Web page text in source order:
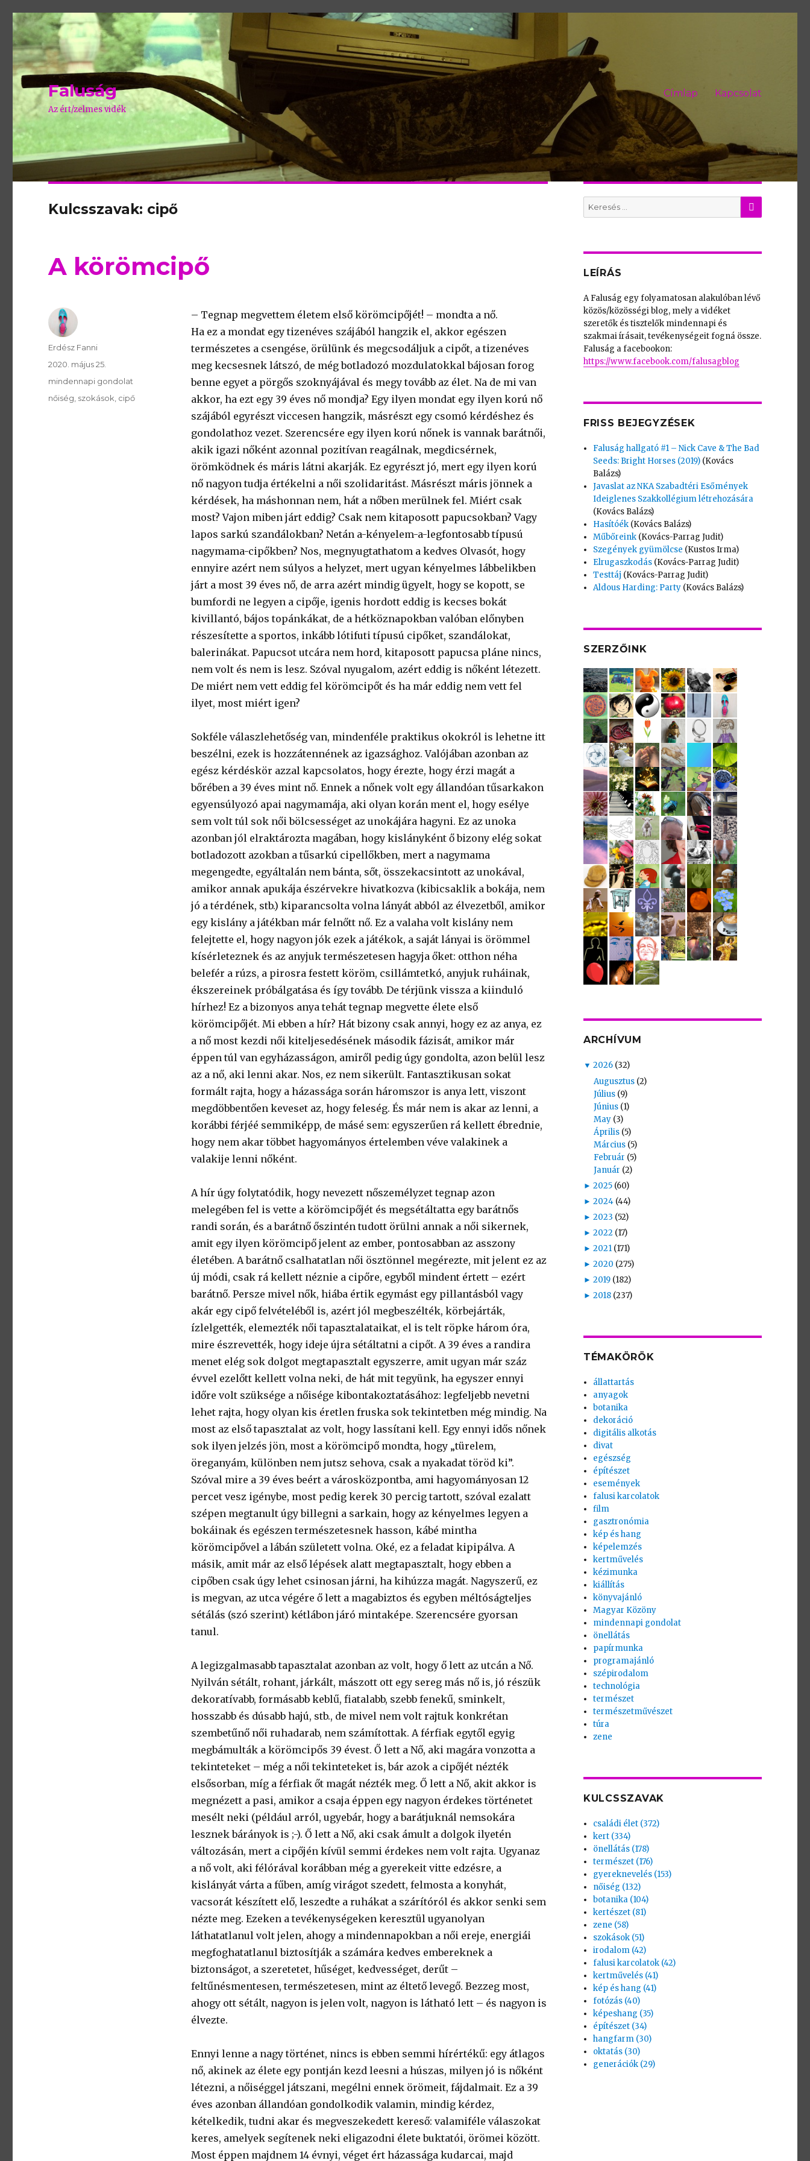
Faluság
Az ért/zelmes vidék
Címlap Kapcsolat
Kulcsszavak: cipő
A körömcipő
– Tegnap megvettem életem első körömcipőjét! – mondta a nő.
Ha ez a mondat egy tizenéves szájából hangzik el, akkor egészen
természetes a csengése, örülünk és megcsodáljuk a cipőt, a tizenéves
meg kecsesnek látszó, de még botladozó mozdulatokkal bájosan forog
benne egyet a pörgős szoknyájával és megy tovább az élet. Na de mi van
akkor, ha ezt egy 39 éves nő mondja? Egy ilyen mondat egy ilyen korú nő
szájából egyrészt viccesen hangzik, másrészt egy csomó kérdéshez és
gondolathoz vezet. Szerencsére egy ilyen korú nőnek is vannak barátnői,
akik igazi nőként azonnal pozitívan reagálnak, megdicsérnek,
örömködnek és máris látni akarják. Ez egyrészt jó, mert egy ilyen korú
nő nagyon tudja értékelni a női szolidaritást. Másrészt máris jönnek a
kérdések, ha máshonnan nem, hát a nőben merülnek fel. Miért csak
most? Vajon miben járt eddig? Csak nem kitaposott papucsokban? Vagy
lapos sarkú szandálokban? Netán a-kényelem-a-legfontosabb típusú
nagymama-cipőkben? Nos, megnyugtathatom a kedves Olvasót, hogy
ennyire azért nem súlyos a helyzet, mert ugyan kényelmes lábbelikben
járt a most 39 éves nő, de arra azért mindig ügyelt, hogy se kopott, se
bumfordi ne legyen a cipője, igenis hordott eddig is kecses bokát
kivillantó, bájos topánkákat, de a hétköznapokban valóban előnyben
részesítette a sportos, inkább lótifuti típusú cipőket, szandálokat,
balerinákat. Papucsot utcára nem hord, kitaposott papucsa pláne nincs,
nem volt és nem is lesz. Szóval nyugalom, azért eddig is nőként létezett.
De miért nem vett eddig fel körömcipőt és ha már eddig nem vett fel
ilyet, most miért igen?
Sokféle válaszlehetőség van, mindenféle praktikus okokról is lehetne itt
beszélni, ezek is hozzátennének az igazsághoz. Valójában azonban az
egész kérdéskör azzal kapcsolatos, hogy érezte, hogy érzi magát a
bőrében a 39 éves mint nő. Ennek a nőnek volt egy állandóan tűsarkakon
egyensúlyozó apai nagymamája, aki olyan korán ment el, hogy esélye
sem volt túl sok női bölcsességet az unokájára hagyni. Ez az unoka
azonban jól elraktározta magában, hogy kislányként ő bizony elég sokat
botladozott azokban a tűsarkú cipellőkben, mert a nagymama
megengedte, egyáltalán nem bánta, sőt, összekacsintott az unokával,
amikor annak apukája észérvekre hivatkozva (kibicsaklik a bokája, nem
jó a térdének, stb.) kiparancsolta volna lányát abból az élvezetből, amikor
egy kislány a játékban már felnőtt nő. Ez a valaha volt kislány nem
felejtette el, hogy nagyon jók ezek a játékok, a saját lányai is örömmel
kísérleteznek és az anyjuk természetesen hagyja őket: otthon néha
belefér a rúzs, a pirosra festett köröm, csillámtetkó, anyjuk ruháinak,
ékszereinek próbálgatása és így tovább. De térjünk vissza a kiinduló
hírhez! Ez a bizonyos anya tehát tegnap megvette élete első
körömcipőjét. Mi ebben a hír? Hát bizony csak annyi, hogy ez az anya, ez
a nő most kezdi női kiteljesedésének második fázisát, amikor már
éppen túl van egyházasságon, amiről pedig úgy gondolta, azon belül lesz
az a nő, aki lenni akar. Nos, ez nem sikerült. Fantasztikusan sokat
formált rajta, hogy a házassága során háromszor is anya lett, viszont
megdöbbentően keveset az, hogy feleség. És már nem is akar az lenni, a
korábbi férjéé semmiképp, de másé sem: egyszerűen rá kellett ébrednie,
hogy nem akar többet hagyományos értelemben véve valakinek a
valakije lenni nőként.
A hír úgy folytatódik, hogy nevezett nőszemélyzet tegnap azon
melegében fel is vette a körömcipőjét és megsétáltatta egy barátnős
randi során, és a barátnő őszintén tudott örülni annak a női sikernek,
amit egy ilyen körömcipő jelent az ember, pontosabban az asszony
életében. A barátnő csalhatatlan női ösztönnel megérezte, mit jelent ez az
új módi, csak rá kellett néznie a cipőre, egyből mindent értett – ezért
barátnő. Persze mivel nők, hiába értik egymást egy pillantásból vagy
akár egy cipő felvételéből is, azért jól megbeszélték, körbejárták,
ízlelgették, elemezték női tapasztalataikat, el is telt röpke három óra,
mire észrevették, hogy ideje újra sétáltatni a cipőt. A 39 éves a randira
menet elég sok dolgot megtapasztalt egyszerre, amit ugyan már száz
évvel ezelőtt kellett volna neki, de hát mit tegyünk, ha egyszer ennyi
időre volt szüksége a nőisége kibontakoztatásához: legfeljebb nevetni
lehet rajta, hogy olyan kis éretlen fruska sok tekintetben még mindig. Na
most az első tapasztalat az volt, hogy lassítani kell. Egy ennyi idős nőnek
sok ilyen jelzés jön, most a körömcipő mondta, hogy „türelem,
öreganyám, különben nem jutsz sehova, csak a nyakadat töröd ki”.
Szóval mire a 39 éves beért a városközpontba, ami hagyományosan 12
percet vesz igénybe, most pedig kerek 30 percig tartott, szóval ezalatt
szépen megtanult úgy billegni a sarkain, hogy az kényelmes legyen a
bokáinak és egészen természetesnek hasson, kábé mintha
körömcipővel a lábán született volna. Oké, ez a feladat kipipálva. A
másik, amit már az első lépések alatt megtapasztalt, hogy ebben a
cipőben csak úgy lehet csinosan járni, ha kihúzza magát. Nagyszerű, ez
is megvan, az utca végére ő lett a magabiztos és egyben méltóságteljes
sétálás (szó szerint) kétlábon járó mintaképe. Szerencsére gyorsan
tanul.
A legizgalmasabb tapasztalat azonban az volt, hogy ő lett az utcán a Nő.
Nyilván sétált, rohant, járkált, mászott ott egy sereg más nő is, jó részük
dekoratívabb, formásabb keblű, fiatalabb, szebb fenekű, sminkelt,
hosszabb és dúsabb hajú, stb., de mivel nem volt rajtuk konkrétan
szembetűnő női ruhadarab, nem számítottak. A férfiak egytől egyig
megbámulták a körömcipős 39 évest. Ő lett a Nő, aki magára vonzotta a
tekinteteket – még a női tekinteteket is, bár azok a cipőjét nézték
elsősorban, míg a férfiak őt magát nézték meg. Ő lett a Nő, akit akkor is
megnézett a pasi, amikor a csaja éppen egy nagyon érdekes történetet
mesélt neki (például arról, ugyebár, hogy a barátjuknál nemsokára
lesznek bárányok is ;-). Ő lett a Nő, aki csak ámult a dolgok ilyetén
változásán, mert a cipőjén kívül semmi érdekes nem volt rajta. Ugyanaz
a nő volt, aki félórával korábban még a gyerekeit vitte edzésre, a
kislányát várta a fűben, amíg virágot szedett, felmosta a konyhát,
vacsorát készített elő, leszedte a ruhákat a szárítóról és akkor senki sem
nézte meg. Ezeken a tevékenységeken keresztül ugyanolyan
láthatatlanul volt jelen, ahogy a mindennapokban a női ereje, energiái
megfoghatatlanul biztosítják a számára kedves embereknek a
biztonságot, a szeretetet, hűséget, kedvességet, derűt –
feltűnésmentesen, természetesen, mint az éltető levegő. Bezzeg most,
ahogy ott sétált, nagyon is jelen volt, nagyon is látható lett – és nagyon is
élvezte.
Ennyi lenne a nagy történet, nincs is ebben semmi hírértékű: egy átlagos
nő, akinek az élete egy pontján kezd leesni a húszas, milyen jó is nőként
létezni, a nőiséggel játszani, megélni ennek örömeit, fájdalmait. Ez a 39
éves azonban állandóan gondolkodik valamin, mindig kérdez,
kételkedik, tudni akar és megveszekedett kereső: valamiféle válaszokat
keres, amelyek segítenek neki eligazodni élete buktatói, örömei között.
Most éppen majdnem 14 évnyi, véget ért házassága kudarcai, majd
Szerző
Erdész Fanni
Publikálva
2020. május 25.
Témakör
mindennapi gondolat
Kulcsszavak
nőiség szokások cipő
Search
for:
KERES
LEÍRÁS
A Faluság egy folyamatosan alakulóban lévő
közös/közösségi blog, mely a vidéket
szeretők és tisztelők mindennapi és
szakmai írásait, tevékenységeit fogná össze.
Faluság a facebookon:
https://www.facebook.com/falusagblog
FRISS BEJEGYZÉSEK
Faluság hallgató #1 – Nick Cave & The Bad
Seeds: Bright Horses (2019) (Kovács
Balázs)
Javaslat az NKA Szabadtéri Esőmények
Ideiglenes Szakkollégium létrehozására
(Kovács Balázs)
Hasítóék (Kovács Balázs)
Műbőreink (Kovács-Parrag Judit)
Szegények gyümölcse (Kustos Irma)
Elrugaszkodás (Kovács-Parrag Judit)
Testtáj (Kovács-Parrag Judit)
Aldous Harding: Party (Kovács Balázs)
SZERZŐINK
ARCHÍVUM
▼ 2026 (32)
Augusztus (2)
Július (9)
Június (1)
May (3)
Április (5)
Március (5)
Február (5)
Január (2)
► 2025 (60)
► 2024 (44)
► 2023 (52)
► 2022 (17)
► 2021 (171)
► 2020 (275)
► 2019 (182)
► 2018 (237)
TÉMAKÖRÖK
állattartás
anyagok
botanika
dekoráció
digitális alkotás
divat
egészség
építészet
események
falusi karcolatok
film
gasztronómia
kép és hang
képelemzés
kertművelés
kézimunka
kiállítás
könyvajánló
Magyar Közöny
mindennapi gondolat
önellátás
papírmunka
programajánló
szépirodalom
technológia
természet
természetművészet
túra
zene
KULCSSZAVAK
családi élet (372)
kert (334)
önellátás (178)
természet (176)
gyereknevelés (153)
nőiség (132)
botanika (104)
kertészet (81)
zene (58)
szokások (51)
irodalom (42)
falusi karcolatok (42)
kertművelés (41)
kép és hang (41)
fotózás (40)
képeshang (35)
építészet (34)
hangfarm (30)
oktatás (30)
generációk (29)